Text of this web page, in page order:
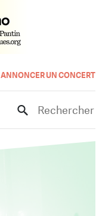
ANNONCER UN CONCERT
Rechercher